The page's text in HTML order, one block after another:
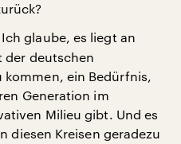
Ich glaube, es liegt an
der deutschen
kommen, ein Bedürfnis,
Generation im
Milieu gibt. Und es
diesen Kreisen geradezu